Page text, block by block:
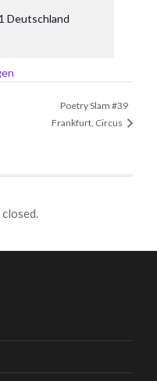
Deutschland
Poetry Slam #39
Frankfurt, Circus